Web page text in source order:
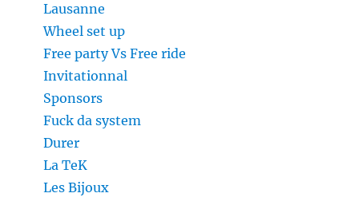
Lausanne
Wheel set up
Free party Vs Free ride
Invitationnal
Sponsors
Fuck da system
Durer
La TeK
Les Bijoux